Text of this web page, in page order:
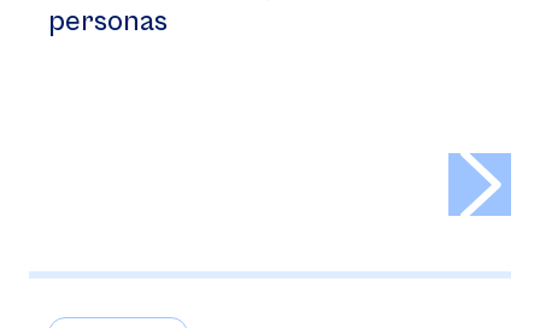
personas